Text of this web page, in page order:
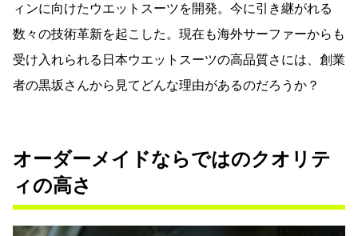
ィンに向けたウエットスーツを開発。今に引き継がれる
数々の技術革新を起こした。現在も海外サーファーからも
受け入れられる日本ウエットスーツの高品質さには、創業
者の黒坂さんから見てどんな理由があるのだろうか？
オーダーメイドならではのクオリテ
ィの高さ